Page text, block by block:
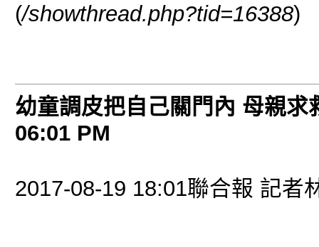
(/showthread.php?tid=16388)
幼童調皮把自己關門內 母親求
06:01 PM
2017-08-19 18:01聯合報 記